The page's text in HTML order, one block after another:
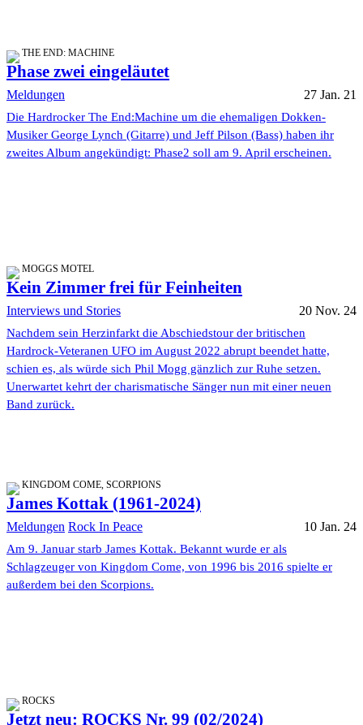
THE END: MACHINE
Phase zwei eingeläutet
Meldungen 27 Jan. 21
Die Hardrocker The End:Machine um die ehemaligen Dokken-
Musiker George Lynch (Gitarre) und Jeff Pilson (Bass) haben ihr
zweites Album angekündigt: Phase2 soll am 9. April erscheinen.
MOGGS MOTEL
Kein Zimmer frei für Feinheiten
Interviews und Stories 20 Nov. 24
Nachdem sein Herzinfarkt die Abschiedstour der britischen
Hardrock-Veteranen UFO im August 2022 abrupt beendet hatte,
schien es, als würde sich Phil Mogg gänzlich zur Ruhe setzen.
Unerwartet kehrt der charismatische Sänger nun mit einer neuen
Band zurück.
KINGDOM COME, SCORPIONS
James Kottak (1961-2024)
Meldungen Rock In Peace 10 Jan. 24
Am 9. Januar starb James Kottak. Bekannt wurde er als
Schlagzeuger von Kingdom Come, von 1996 bis 2016 spielte er
außerdem bei den Scorpions.
ROCKS
Jetzt neu: ROCKS Nr. 99 (02/2024)